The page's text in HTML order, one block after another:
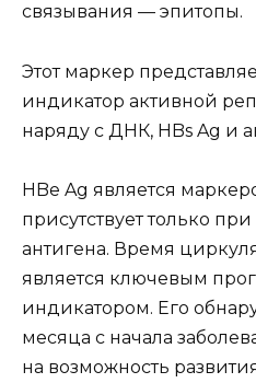
связывания — эпитопы.
Этот маркер
индикатор активной
наряду с ДНК, HBs Ag и
HBe Ag является
присутствует только
антигена. Время
является ключевым
индикатором. Его
месяца с начала
на возможность